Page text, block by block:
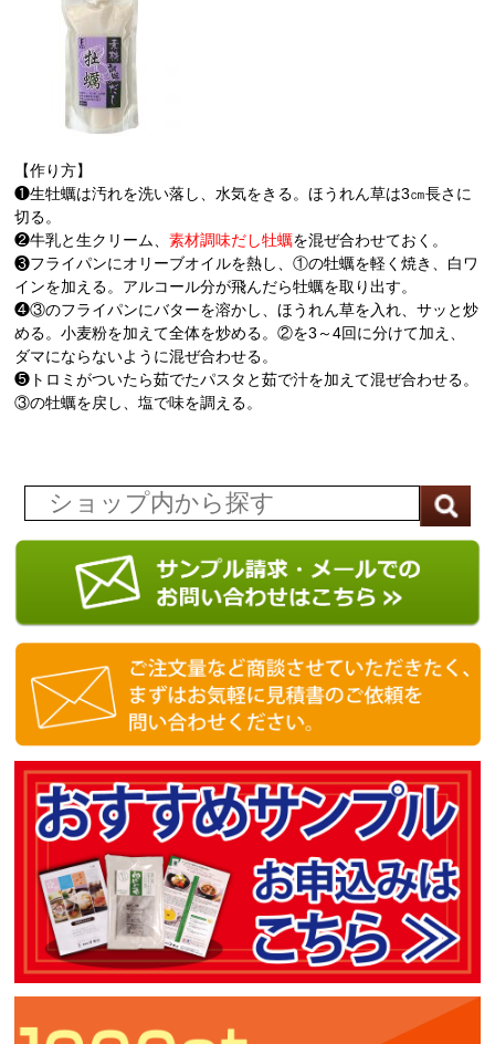
【作り方】
❶生牡蠣は汚れを洗い落し、水気をきる。ほうれん草は3㎝長さに
切る。
❷牛乳と生クリーム、素材調味だし牡蠣を混ぜ合わせておく。
❸フライパンにオリーブオイルを熱し、①の牡蠣を軽く焼き、白ワ
インを加える。アルコール分が飛んだら牡蠣を取り出す。
❹③のフライパンにバターを溶かし、ほうれん草を入れ、サッと炒
める。小麦粉を加えて全体を炒める。②を3～4回に分けて加え、
ダマにならないように混ぜ合わせる。
❺トロミがついたら茹でたパスタと茹で汁を加えて混ぜ合わせる。
③の牡蠣を戻し、塩で味を調える。